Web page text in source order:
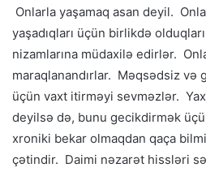
Onlarla yaşamaq asan deyil.
yaşadıqları üçün birlikdə
nizamlarına müdaxilə edirlər.
maraqlanandırlar. Məqsədsiz və
üçün vaxt itirməyi sevməzlər.
deyilsə də, bunu gecikdirmək
xroniki bekar olmaqdan qaça
çətindir. Daimi nəzarət hissləri